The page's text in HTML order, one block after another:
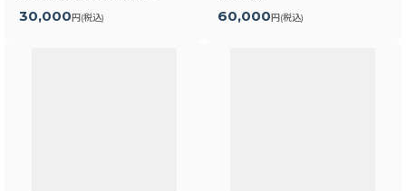
30,000 円 (税込) 60,000 円 (税込)